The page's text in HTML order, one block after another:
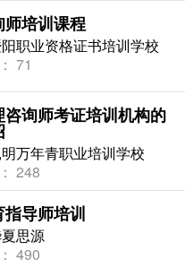
师培训课程
职业资格证书培训学校
71
咨询师考证培训机构的
万年青职业培训学校
248
导师培训
思源
490